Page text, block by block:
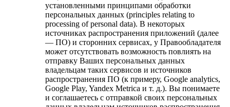
установленными принципами обработки
персональных данных (principles relating to
processing of personal data). В некоторых
источниках распространения приложений (далее
— ПО) и сторонних сервисах, у Правообладателя
может отсутствовать возможность повлиять на
отправку Ваших персональных данных
владельцам таких сервисов и источников
распространения ПО (к примеру, Google analytics,
Google Play, Yandex Metrica и т. д.). Вы понимаете
и соглашаетесь с отправкой своих персональных